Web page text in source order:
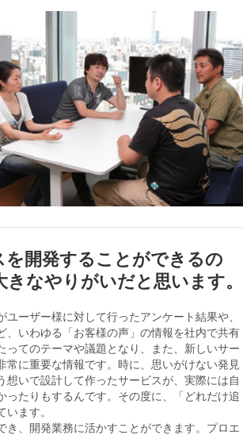
開発することができるの
なやりがいだと思います。
ーザー様に対して行ったアンケート結果や、
いわゆる「お客様の声」の情報を社内で共有
ってのテーマや議題となり、また、新しいサー
に重要な情報です。時に、思いがけない発見
いで設計して作ったサービスが、実際には自
たりもするんです。その度に、「どれだけ追
ます。
、開発業務に活かすことができます。プロエ